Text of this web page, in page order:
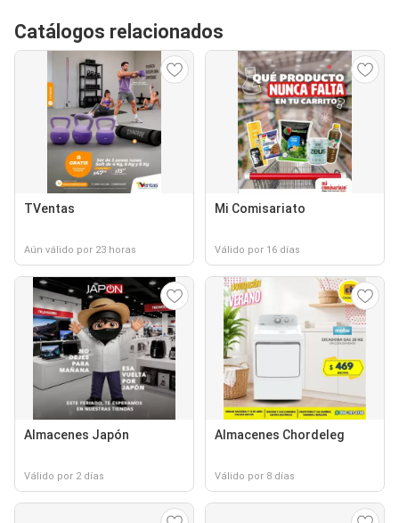
Catálogos relacionados
TVentas
Aún válido por 23 horas
Mi Comisariato
Válido por 16 días
Almacenes Japón
Válido por 2 días
Almacenes Chordeleg
Válido por 8 días